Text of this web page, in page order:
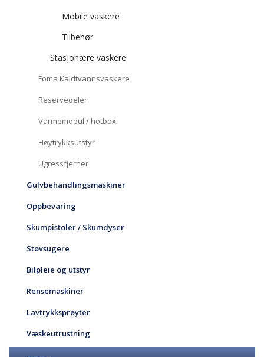
Mobile vaskere
Tilbehør
Stasjonære vaskere
Foma Kaldtvannsvaskere
Reservedeler
Varmemodul / hotbox
Høytrykksutstyr
Ugressfjerner
Gulvbehandlingsmaskiner
Oppbevaring
Skumpistoler / Skumdyser
Støvsugere
Bilpleie og utstyr
Rensemaskiner
Lavtrykksprøyter
Væskeutrustning